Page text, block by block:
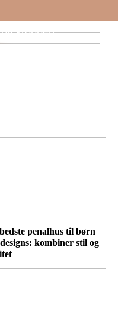
kroppen
penalhus til børn
kombiner stil og